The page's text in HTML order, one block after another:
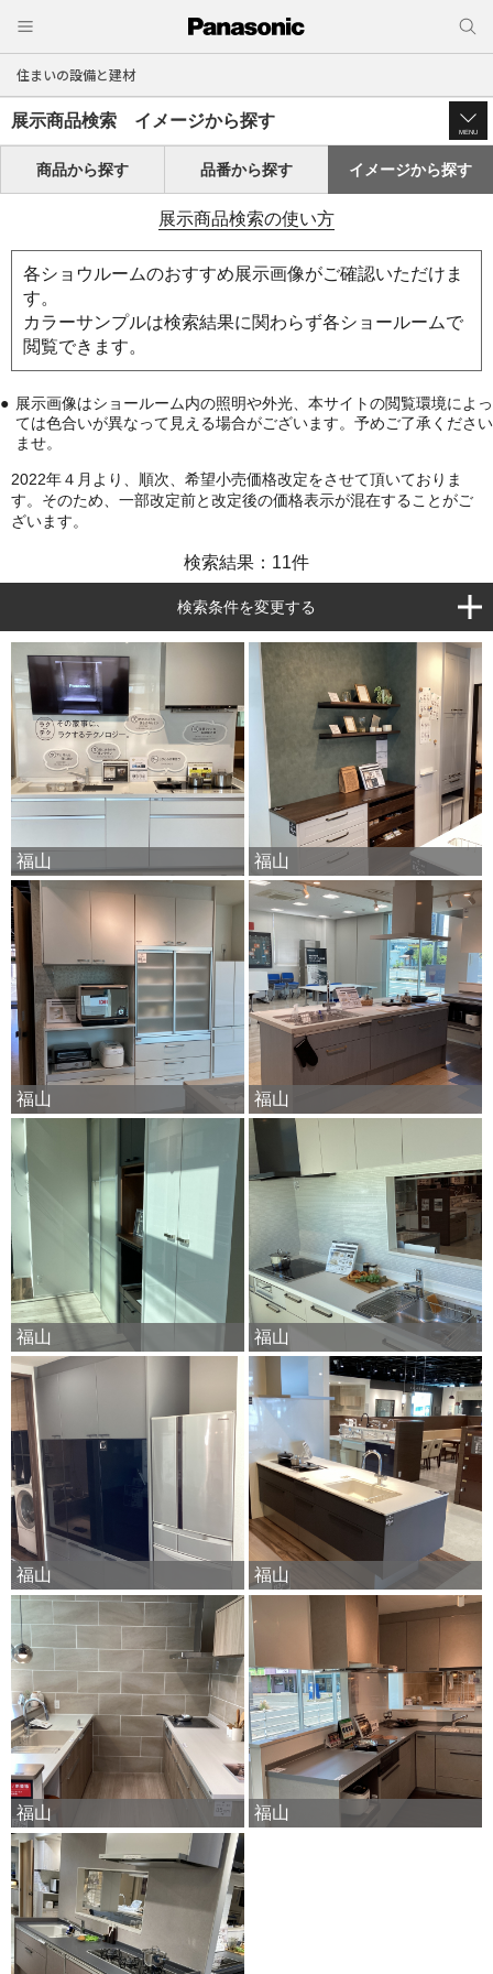
住まいの設備と建材
展示商品検索 イメージから探す
MENU
商品から探す 品番から探す イメージから探す
展示商品検索の使い方
各ショウルームのおすすめ展示画像がご確認いただけま
す。
カラーサンプルは検索結果に関わらず各ショールームで
閲覧できます。
展示画像はショールーム内の照明や外光、本サイトの閲覧環境によっ
ては色合いが異なって見える場合がございます。予めご了承ください
ませ。
2022年４月より、順次、希望小売価格改定をさせて頂いておりま
す。そのため、一部改定前と改定後の価格表示が混在することがご
ざいます。
検索結果： 11件
検索条件を変更する
福山 福山
福山 福山
福山 福山
福山 福山
福山 福山